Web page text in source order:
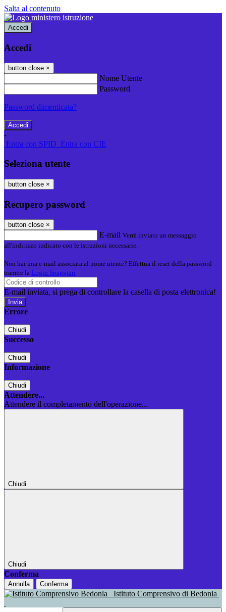
Salta al contenuto
Accedi
Accedi
button close ×
Nome Utente
Password
Password dimenticata?
-
Entra con SPID Entra con CIE
Seleziona utente
button close ×
Recupero password
button close ×
E-mail Verrà inviato un messaggio
all'indirizzo indicato con le istruzioni necessarie.
Non hai una e-mail associata al nome utente? Effettua il reset della password
tramite la Login Spaggiari
E-mail inviata, si prega di controllare la casella di posta elettronica!
Errore
Chiudi
Successo
Chiudi
Informazione
Chiudi
Attendere...
Attendere il completamento dell'operazione...
Chiudi
Chiudi
Conferma
Annulla Conferma
Istituto Comprensivo di Bedonia